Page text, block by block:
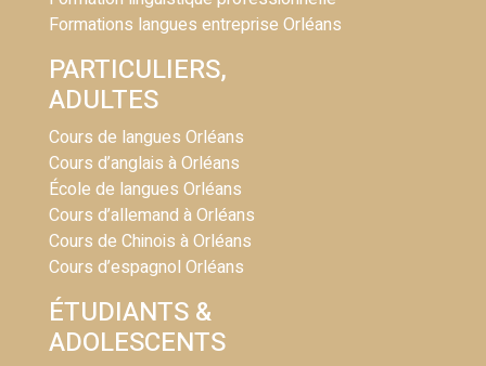
Formations langues entreprise Orléans
PARTICULIERS,
ADULTES
Cours de langues Orléans
Cours d’anglais à Orléans
École de langues Orléans
Cours d’allemand à Orléans
Cours de Chinois à Orléans
Cours d’espagnol Orléans
ÉTUDIANTS &
ADOLESCENTS